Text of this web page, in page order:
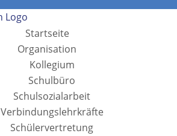
Startseite
Organisation
Kollegium
Schulbüro
Schulsozialarbeit
Verbindungslehrkräfte
Schülervertretung